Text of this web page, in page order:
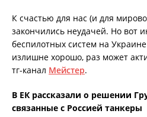
К счастью для нас (и для
закончились неудачей. Но вот
беспилотных систем на Украине
излишне хорошо, раз может
тг-канал Мейстер.
В ЕК рассказали о решении
связанные с Россией танкеры